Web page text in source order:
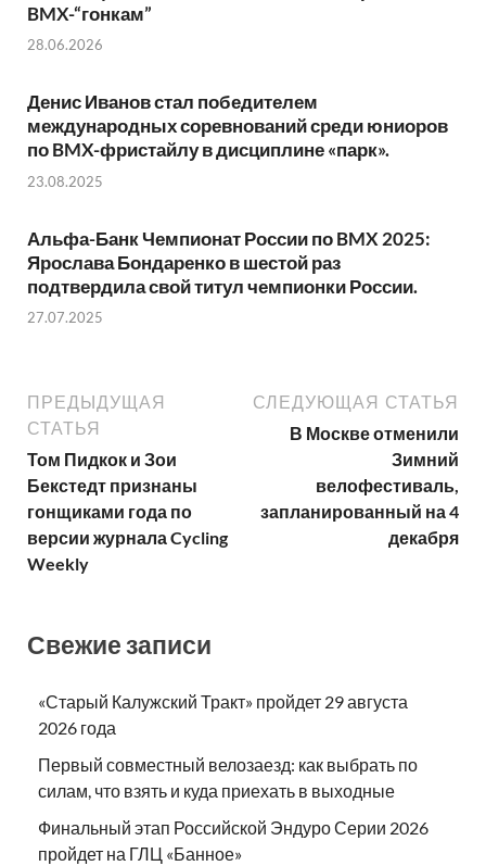
BMX-“гонкам”
28.06.2026
Денис Иванов стал победителем
международных соревнований среди юниоров
по BMX-фристайлу в дисциплине «парк».
23.08.2025
Альфа-Банк Чемпионат России по BMX 2025:
Ярослава Бондаренко в шестой раз
подтвердила свой титул чемпионки России.
27.07.2025
ПРЕДЫДУЩАЯ
СТАТЬЯ
Том Пидкок и Зои
Бекстедт признаны
гонщиками года по
версии журнала Cycling
Weekly
СЛЕДУЮЩАЯ СТАТЬЯ
В Москве отменили
Зимний
велофестиваль,
запланированный на 4
декабря
Свежие записи
«Старый Калужский Тракт» пройдет 29 августа
2026 года
Первый совместный велозаезд: как выбрать по
силам, что взять и куда приехать в выходные
Финальный этап Российской Эндуро Серии 2026
пройдет на ГЛЦ «Банное»